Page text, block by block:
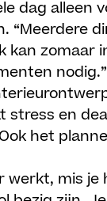
dag alleen
“Meerdere
kan zomaar
stress en
het
werkt, mis je